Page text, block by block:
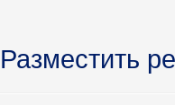
Разместить